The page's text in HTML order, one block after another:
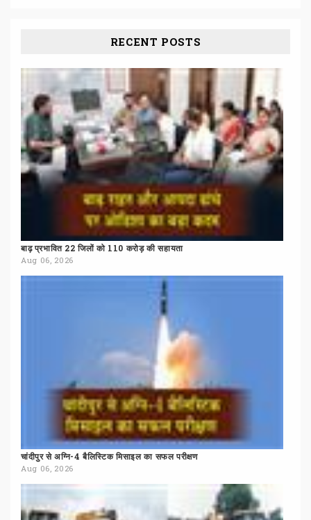
RECENT POSTS
बाढ़ प्रभावित 22 जिलों को 110 करोड़ की सहायता
Aug 06, 2026
चांदीपुर से अग्नि-4 बैलिस्टिक मिसाइल का सफल परीक्षण
Aug 06, 2026